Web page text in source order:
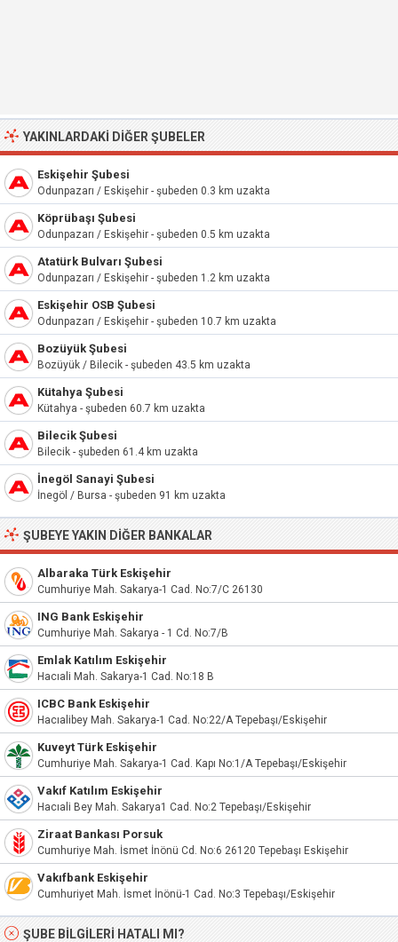
YAKINLARDAKI DIĞER ŞUBELER
Eskişehir Şubesi
Odunpazarı / Eskişehir - şubeden 0.3 km uzakta
Köprübaşı Şubesi
Odunpazarı / Eskişehir - şubeden 0.5 km uzakta
Atatürk Bulvarı Şubesi
Odunpazarı / Eskişehir - şubeden 1.2 km uzakta
Eskişehir OSB Şubesi
Odunpazarı / Eskişehir - şubeden 10.7 km uzakta
Bozüyük Şubesi
Bozüyük / Bilecik - şubeden 43.5 km uzakta
Kütahya Şubesi
Kütahya - şubeden 60.7 km uzakta
Bilecik Şubesi
Bilecik - şubeden 61.4 km uzakta
İnegöl Sanayi Şubesi
İnegöl / Bursa - şubeden 91 km uzakta
ŞUBEYE YAKIN DIĞER BANKALAR
Albaraka Türk Eskişehir
Cumhuriye Mah. Sakarya-1 Cad. No:7/C 26130
ING Bank Eskişehir
Cumhuriye Mah. Sakarya - 1 Cd. No:7/B
Emlak Katılım Eskişehir
Hacıali Mah. Sakarya-1 Cad. No:18 B
ICBC Bank Eskişehir
Hacıalibey Mah. Sakarya-1 Cad. No:22/A Tepebaşı/Eskişehir
Kuveyt Türk Eskişehir
Cumhuriye Mah. Sakarya-1 Cad. Kapı No:1/A Tepebaşı/Eskişehir
Vakıf Katılım Eskişehir
Hacıali Bey Mah. Sakarya1 Cad. No:2 Tepebaşı/Eskişehir
Ziraat Bankası Porsuk
Cumhuriye Mah. İsmet İnönü Cd. No:6 26120 Tepebaşı Eskişehir
Vakıfbank Eskişehir
Cumhuriyet Mah. İsmet İnönü-1 Cad. No:3 Tepebaşı/Eskişehir
ŞUBE BILGILERI HATALI MI?